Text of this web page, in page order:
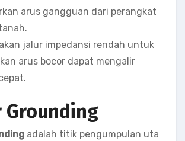
arus gangguan dari perangkat
jalur impedansi rendah untuk
arus bocor dapat mengalir
Grounding
adalah titik pengumpulan uta